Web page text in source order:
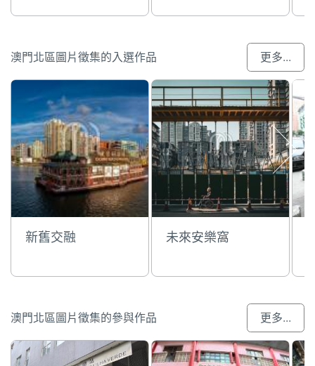
澳門北區圖片徵集的入選作品 更多...
新舊交融 未來安樂窩
澳門北區圖片徵集的參與作品 更多...